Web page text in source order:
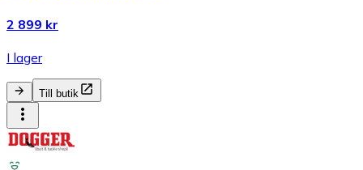
2 899 kr
I lager
Till butik